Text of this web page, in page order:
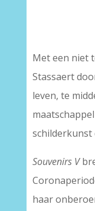
Met een niet
Stassaert
leven, te
schilderkunst
Souvenirs V
haar